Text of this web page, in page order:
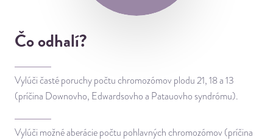
Čo odhalí?
Vylúči časté poruchy počtu chromozómov plodu 21, 18 a 13
(príčina Downovho, Edwardsovho a Patauovho syndrómu).
Vylúči možné aberácie počtu pohlavných chromozómov (príčina